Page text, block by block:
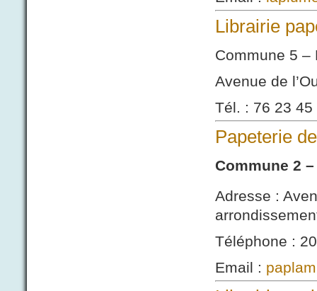
Librairie
Commune 5 –
Avenue de
Tél. : 76 23 45
Papeterie
Commune 2
Adresse :
Téléphone :
Email :